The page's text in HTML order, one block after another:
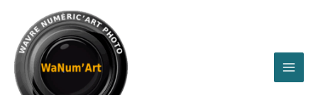
contenu